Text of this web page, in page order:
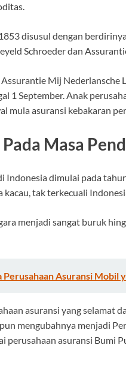
disusul dengan
Schroeder dan
Assurantie Mij
1 September. Anak
mula asuransi kebakaran
Masa
Indonesia dimulai pada
tak terkecuali
menjadi sangat buruk
Asuransi Mobil
asuransi yang selamat
mengubahnya menjadi
perusahaan asuransi Bumi